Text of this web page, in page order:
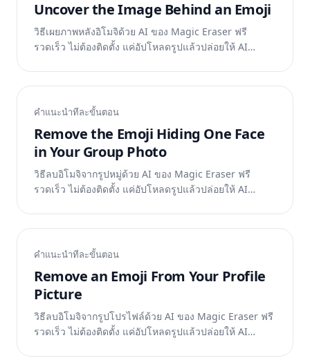
Uncover the Image Behind an Emoji
วิธีเผยภาพหลังอิโมจิด้วย AI ของ Magic Eraser ฟรี
รวดเร็ว ไม่ต้องติดตั้ง แค่อัปโหลดรูปแล้วปล่อยให้ AI
คำแนะนำทีละขั้นตอน
Remove the Emoji Hiding One Face
in Your Group Photo
วิธีลบอิโมจิจากรูปหมู่ด้วย AI ของ Magic Eraser ฟรี
รวดเร็ว ไม่ต้องติดตั้ง แค่อัปโหลดรูปแล้วปล่อยให้ AI
คำแนะนำทีละขั้นตอน
Remove an Emoji From Your Profile
Picture
วิธีลบอิโมจิจากรูปโปรไฟล์ด้วย AI ของ Magic Eraser ฟรี
รวดเร็ว ไม่ต้องติดตั้ง แค่อัปโหลดรูปแล้วปล่อยให้ AI